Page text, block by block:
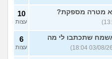
במדור
מטרה מספקת? 10
עצות
שתכתבו לי מה
6
עצות